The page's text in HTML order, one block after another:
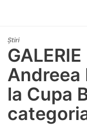
Știri
Andreea
la Cupa